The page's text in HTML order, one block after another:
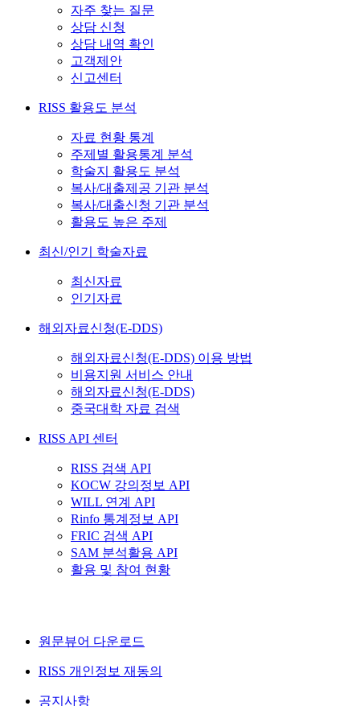
자주 찾는 질문
상담 신청
상담 내역 확인
고객제안
신고센터
RISS 활용도 분석
자료 현황 통계
주제별 활용통계 분석
학술지 활용도 분석
복사/대출제공 기관 분석
복사/대출신청 기관 분석
활용도 높은 주제
최신/인기 학술자료
최신자료
인기자료
해외자료신청(E-DDS)
해외자료신청(E-DDS) 이용 방법
비용지원 서비스 안내
해외자료신청(E-DDS)
중국대학 자료 검색
RISS API 센터
RISS 검색 API
KOCW 강의정보 API
WILL 연계 API
Rinfo 통계정보 API
FRIC 검색 API
SAM 분석활용 API
활용 및 참여 현황
원문뷰어 다운로드
RISS 개인정보 재동의
공지사항